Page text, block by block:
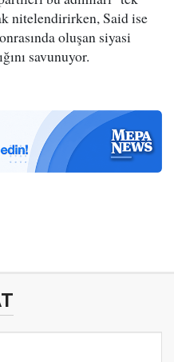
nitelendirirken, Said ise
oluşan siyasi
savunuyor.